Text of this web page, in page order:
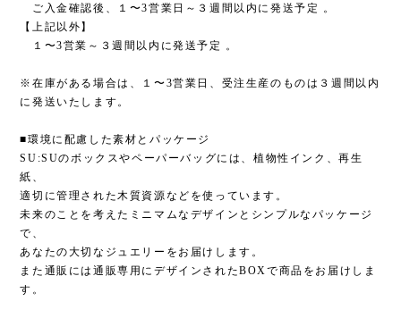
ご入金確認後、１〜3営業日～３週間以内に発送予定 。
【上記以外】
１〜3営業～３週間以内に発送予定 。
※在庫がある場合は、１〜3営業日、受注生産のものは３週間以内
に発送いたします。
■環境に配慮した素材とパッケージ
SU:SUのボックスやペーパーバッグには、植物性インク、再生
紙、
適切に管理された木質資源などを使っています。
未来のことを考えたミニマムなデザインとシンプルなパッケージ
で、
あなたの大切なジュエリーをお届けします。
また通販には通販専用にデザインされたBOXで商品をお届けしま
す。